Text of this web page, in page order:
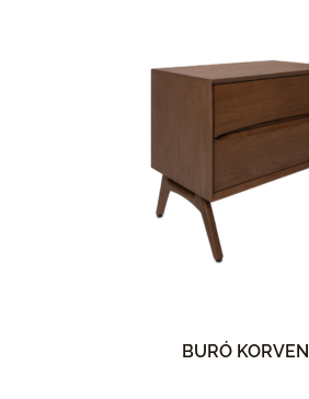
BURÓ KORVEN